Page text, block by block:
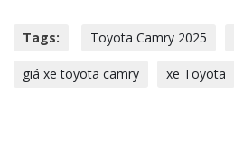
Tags: Toyota Camry 2025
giá xe toyota camry xe Toyota